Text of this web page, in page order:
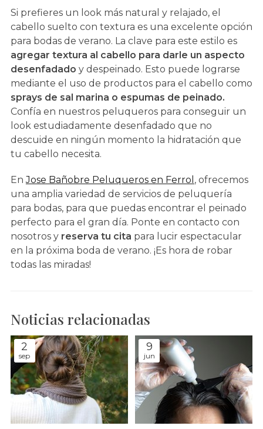
Si prefieres un look más natural y relajado, el
cabello suelto con textura es una excelente opción
para bodas de verano. La clave para este estilo es
agregar textura al cabello para darle un aspecto
desenfadado y despeinado. Esto puede lograrse
mediante el uso de productos para el cabello como
sprays de sal marina o espumas de peinado.
Confía en nuestros peluqueros para conseguir un
look estudiadamente desenfadado que no
descuide en ningún momento la hidratación que
tu cabello necesita.
EnJose Bañobre Peluqueros en Ferrol , ofrecemos
una amplia variedad de servicios de peluquería
para bodas, para que puedas encontrar el peinado
perfecto para el gran día. Ponte en contacto con
nosotros y reserva tu cita para lucir espectacular
en la próxima boda de verano. ¡Es hora de robar
todas las miradas!
Noticias relacionadas
2
sep
9
jun